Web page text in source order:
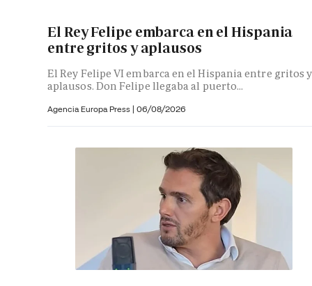
El Rey Felipe embarca en el Hispania
entre gritos y aplausos
El Rey Felipe VI embarca en el Hispania entre gritos y
aplausos. Don Felipe llegaba al puerto...
Agencia Europa Press | 06/08/2026